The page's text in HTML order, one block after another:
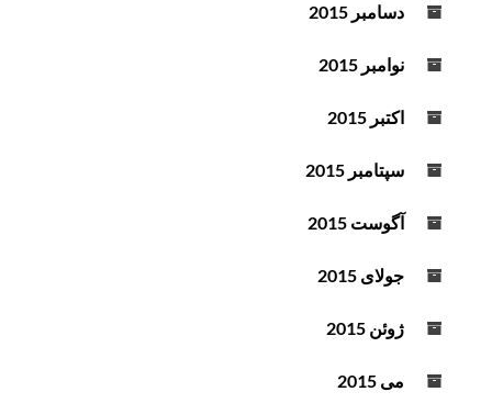
دسامبر 2015
نوامبر 2015
اکتبر 2015
سپتامبر 2015
آگوست 2015
جولای 2015
ژوئن 2015
می 2015